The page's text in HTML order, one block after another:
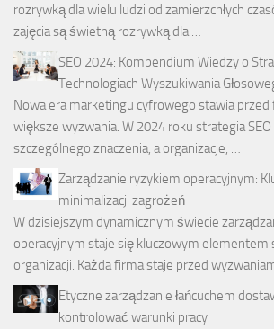
rozrywką dla wielu ludzi od zamierzchłych
zajęcia są świetną rozrywką dla …
SEO 2024: Kompendium Wiedzy o
Technologiach Wyszukiwania
Nowa era marketingu cyfrowego stawia przed
większe wyzwania. W 2024 roku strategia
szczególnego znaczenia, a organizacje, …
Zarządzanie ryzykiem operacyjnym:
minimalizacji zagrożeń
W dzisiejszym dynamicznym świecie
operacyjnym staje się kluczowym elementem
organizacji. Każda firma staje przed
Etyczne zarządzanie łańcuchem
kontrolować warunki pracy